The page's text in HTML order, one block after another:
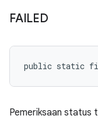
FAILED
public static
Pemeriksaan status